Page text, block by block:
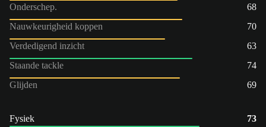
Onderschep.
68
Nauwkeurigheid koppen
70
Verdedigend inzicht
63
Staande tackle
74
Glijden
69
Fysiek
73